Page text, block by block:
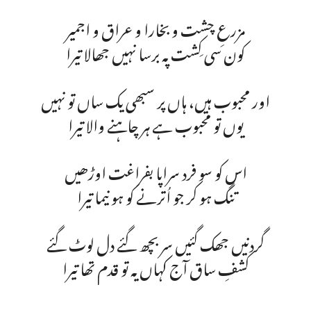
مزرعِ چشت و بخارا و عراق و اجمیر
کون سی کِشت پہ برسا نہیں جھالا تیرا
اور محبوب ہیں، ہاں پر سبھی یک ساں تو نہیں
یوں تو محبوب ہے ہر چاہنے والا تیرا
اس کو سو فرد سراپا بفراغت اوڑھیں
تنگ ہو کر جو اُترنے کو ہو نیما تیرا
گردنیں جھک گئیں سر بچھ گئے دل لوٹ گئے
کشفِ ساق آج کہاں یہ تو قدم تھا تیرا